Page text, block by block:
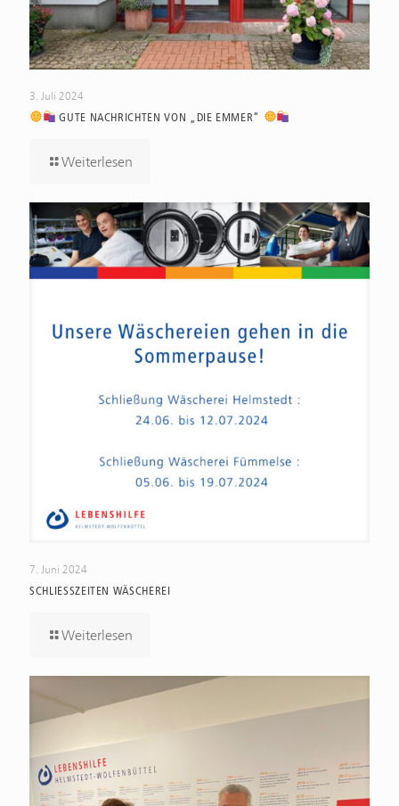
3. Juli 2024
GUTE NACHRICHTEN VON „DIE EMMER“
Weiterlesen
7. Juni 2024
SCHLIESSZEITEN WÄSCHEREI
Weiterlesen